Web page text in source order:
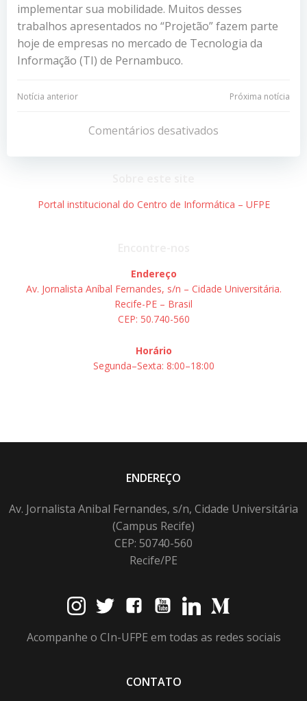
implementar sua mobilidade. Muitos desses
trabalhos apresentados no “Projetão” fazem parte
hoje de empresas no mercado de Tecnologia da
Informação (TI) de Pernambuco.
Navegação
Post
Notícia anterior
Navegação
de
Post
Próxima notícia
Comentários desativados
Portal institucional do Centro de Informática – UFPE
Endereço
Av. Jornalista Aníbal Fernandes, s/n – Cidade Universitária.
Recife-PE – Brasil
CEP: 50.740-560
Horário
Segunda–Sexta: 8:00–18:00
ENDEREÇO
Av. Jornalista Anibal Fernandes, s/n, Cidade Universitária
(Campus Recife)
CEP: 50740-560
Recife/PE
Acompanhe o CIn-UFPE em todas as redes sociais
CONTATO